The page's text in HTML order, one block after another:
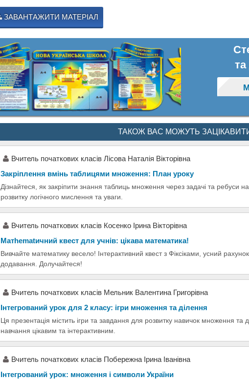
ЗАВАНТАЖИТИ МАТЕРІАЛ
ТАКОЖ ВАС МОЖУТЬ
Вчитель початкових класів Лісова Наталія Вікторівна
Закріплення вмінь таблицями множення: План уроку
Дізнайтеся, як закріпити знання таблиць множення через задачі та ребуси
розвитку логічного мислення та уваги.
Вчитель початкових класів Косенко Ірина Вікторівна
Матhematичний квест для учнів: цікава математика!
Вивчайте математику весело! Інтерактивний квест з Фіксіками, усний
додавання. Долучайтеся!
Вчитель початкових класів Мельник Валентина Григорівна
Інтегрований урок для 2 класу: ігри множення та ділення
Ця презентація містить ігри та завдання для розвитку навичок множення та
навчання цікавим та інтерактивним.
Вчитель початкових класів Побережна Ірина Іванівна
Інтегрований урок: множення і символи України